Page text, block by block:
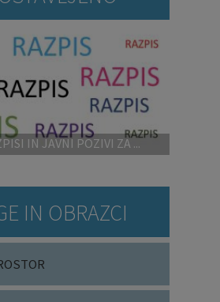
IN JAVNI POZIVI ZA ...
IN OBRAZCI